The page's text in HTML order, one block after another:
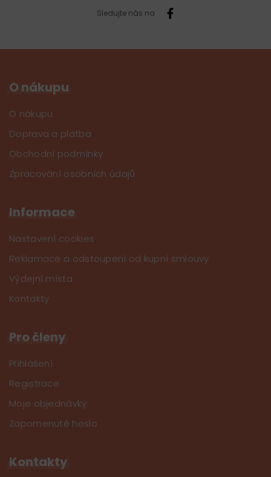
Sledujte nás na
O nákupu
O nákupu
Doprava a platba
Obchodní podmínky
Zpracování osobních údajů
Informace
Nastavení cookies
Reklamace a odstoupení od kupní smlouvy
Výdejní místa
Kontakty
Pro členy
Přihlášení
Registrace
Moje objednávky
Zapomenuté heslo
Kontakty